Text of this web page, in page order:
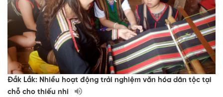
Đắk Lắk: Nhiều hoạt động trải nghiệm văn hóa dân tộc tại
chỗ cho thiếu nhi